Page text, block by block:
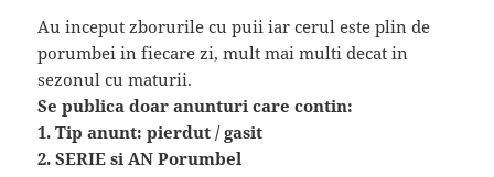
Au inceput zborurile cu puii iar cerul este plin de
porumbei in fiecare zi, mult mai multi decat in
sezonul cu maturii.
Se publica doar anunturi care contin:
1. Tip anunt: pierdut / gasit
2. SERIE si AN Porumbel